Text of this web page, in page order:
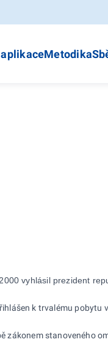
Metodika
vyhlásil prezident
k trvalému pobytu v
zákonem stanoveného